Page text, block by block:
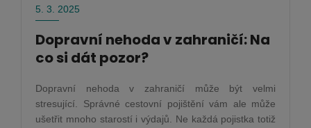
5. 3. 2025
Dopravní nehoda v zahraničí: Na
co si dát pozor?
Dopravní nehoda v zahraničí může být velmi
stresující. Správné cestovní pojištění vám ale může
ušetřit mnoho starostí i výdajů. Ne každá pojistka totiž